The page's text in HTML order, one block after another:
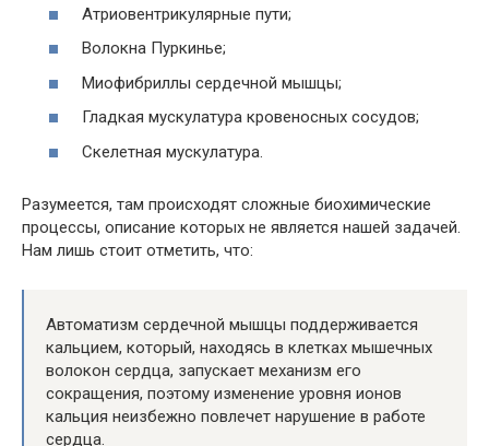
Атриовентрикулярные пути;
Волокна Пуркинье;
Миофибриллы сердечной мышцы;
Гладкая мускулатура кровеносных сосудов;
Скелетная мускулатура.
Разумеется, там происходят сложные биохимические
процессы, описание которых не является нашей задачей.
Нам лишь стоит отметить, что:
Автоматизм сердечной мышцы поддерживается
кальцием, который, находясь в клетках мышечных
волокон сердца, запускает механизм его
сокращения, поэтому изменение уровня ионов
кальция неизбежно повлечет нарушение в работе
сердца.